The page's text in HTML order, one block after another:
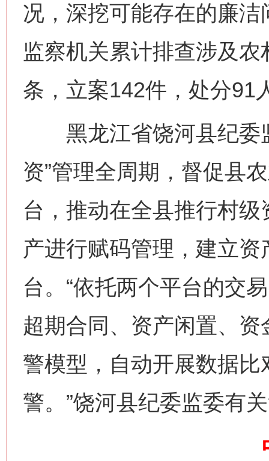
况，深挖可能存在的廉
监察机关累计排查涉及农
条，立案142件，处分91
黑龙江省饶河县纪委
资”管理全周期，督促县
台，推动在全县推行村
产进行赋码管理，建立
台。“依托两个平台的交
超期合同、资产闲置、
警模型，自动开展数据
警。”饶河县纪委监委有
这是一记警钟！ 谢